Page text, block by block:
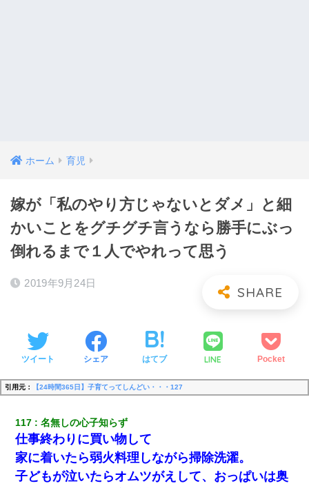
ホーム 育児
嫁が「私のやり方じゃないとダメ」と細
かいことをグチグチ言うなら勝手にぶっ
倒れるまで１人でやれって思う
2019年9月24日
ツイート シェア はてブ LINE Pocket
引用元： 【24時間365日】子育てってしんどい・・・127
117 名無しの心子知らず
仕事終わりに買い物して
家に着いたら弱火料理しながら掃除洗濯。
子どもが泣いたらオムツがえして、おっぱいは奥